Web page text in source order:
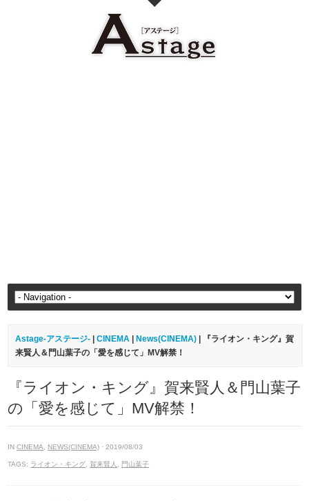
Astage-アステージ- |CINEMA News(CINEMA) | 『ライオン・キング』賀
来賢人＆門山葉子の「愛を感じて」MV解禁！
『ライオン・キング』賀来賢人＆門山葉子
の「愛を感じて」MV解禁！
INCINEMA NEWS(CINEMA) · 2019/08/03
TAGS: ライオン・キング ,賀来賢人 門山葉子